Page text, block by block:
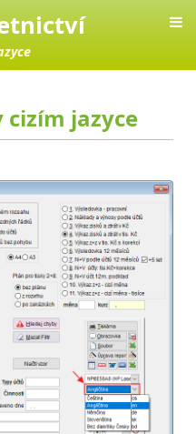
cizím jazyce